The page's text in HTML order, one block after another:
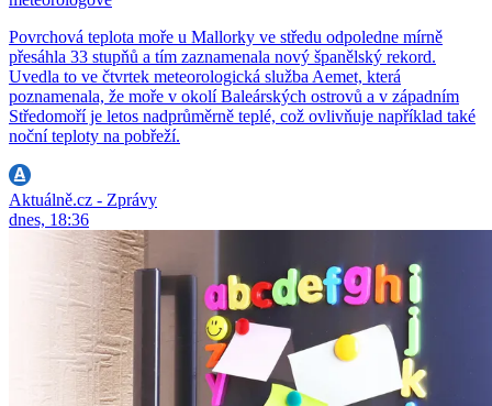
Povrchová teplota moře u Mallorky ve středu odpoledne mírně
přesáhla 33 stupňů a tím zaznamenala nový španělský rekord.
Uvedla to ve čtvrtek meteorologická služba Aemet, která
poznamenala, že moře v okolí Baleárských ostrovů a v západním
Středomoří je letos nadprůměrně teplé, což ovlivňuje například také
noční teploty na pobřeží.
Aktuálně.cz - Zprávy
dnes, 18:36